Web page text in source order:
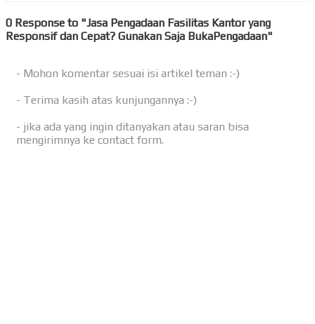
0 Response to "Jasa Pengadaan Fasilitas Kantor yang
Responsif dan Cepat? Gunakan Saja BukaPengadaan"
- Mohon komentar sesuai isi artikel teman :-)
- Terima kasih atas kunjungannya :-)
- jika ada yang ingin ditanyakan atau saran bisa
mengirimnya ke contact form.